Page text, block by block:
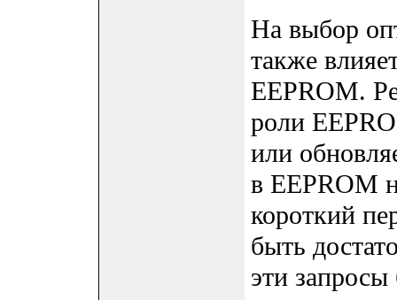
На выбор
также
EEPROM.
роли
или
в EEPROM
короткий
быть
эти